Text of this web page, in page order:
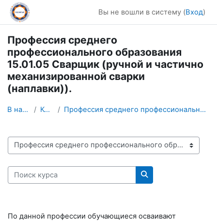
Перейти к основному содержанию
Вы не вошли в систему (Вход)
Профессия среднего
профессионального образования
15.01.05 Сварщик (ручной и частично
механизированной сварки
(наплавки)).
В начало Курсы Профессия среднего профессионального образования 1...
Категории курсов
Поиск курса
Поиск курса
По данной профессии обучающиеся осваивают